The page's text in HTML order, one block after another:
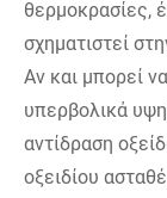
θερμοκρασίες,
σχηματιστεί
Αν και μπορεί
υπερβολικά
αντίδραση
οξειδίου